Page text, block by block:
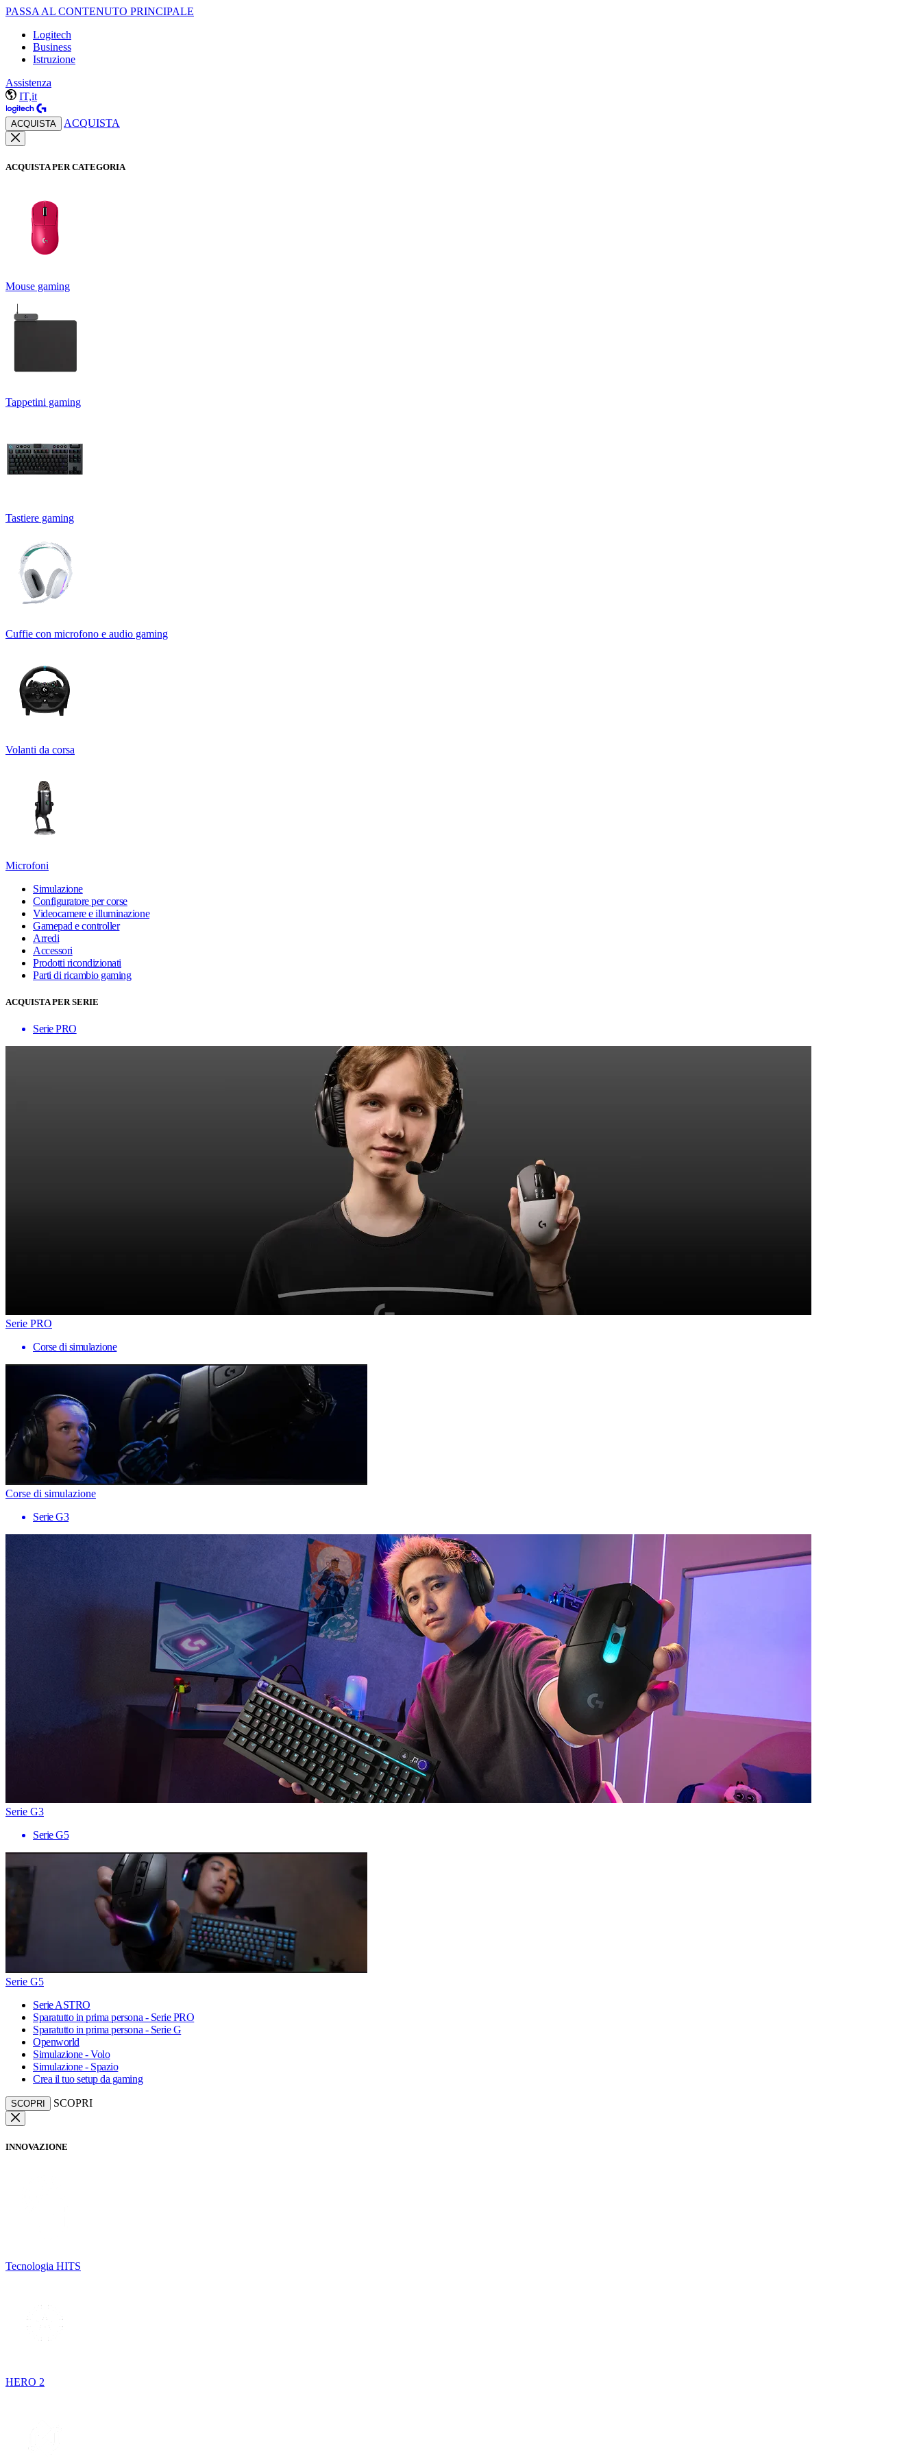
PASSA AL CONTENUTO PRINCIPALE
Logitech
Business
Istruzione
Assistenza
IT,it
ACQUISTA ACQUISTA
ACQUISTA PER CATEGORIA
Mouse gaming
Tappetini gaming
Tastiere gaming
Cuffie con microfono e audio gaming
Volanti da corsa
Microfoni
Simulazione
Configuratore per corse
Videocamere e illuminazione
Gamepad e controller
Arredi
Accessori
Prodotti ricondizionati
Parti di ricambio gaming
ACQUISTA PER SERIE
Serie PRO
Serie PRO
Corse di simulazione
Corse di simulazione
Serie G3
Serie G3
Serie G5
Serie G5
Serie ASTRO
Sparatutto in prima persona - Serie PRO
Sparatutto in prima persona - Serie G
Openworld
Simulazione - Volo
Simulazione - Spazio
Crea il tuo setup da gaming
SCOPRI SCOPRI
INNOVAZIONE
Tecnologia HITS
HERO 2